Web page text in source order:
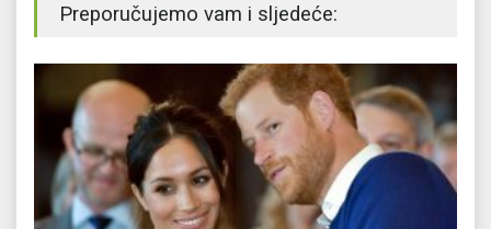
Preporučujemo vam i sljedeće: